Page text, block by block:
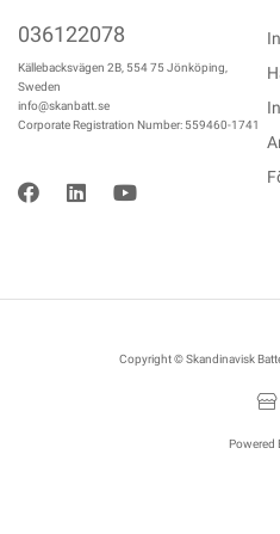
036122078
Källebacksvägen 2B, 554 75 Jönköping,
Sweden
info@skanbatt.se
Corporate Registration Number: 559460-1741
Copyright © Skandinavisk
Powered